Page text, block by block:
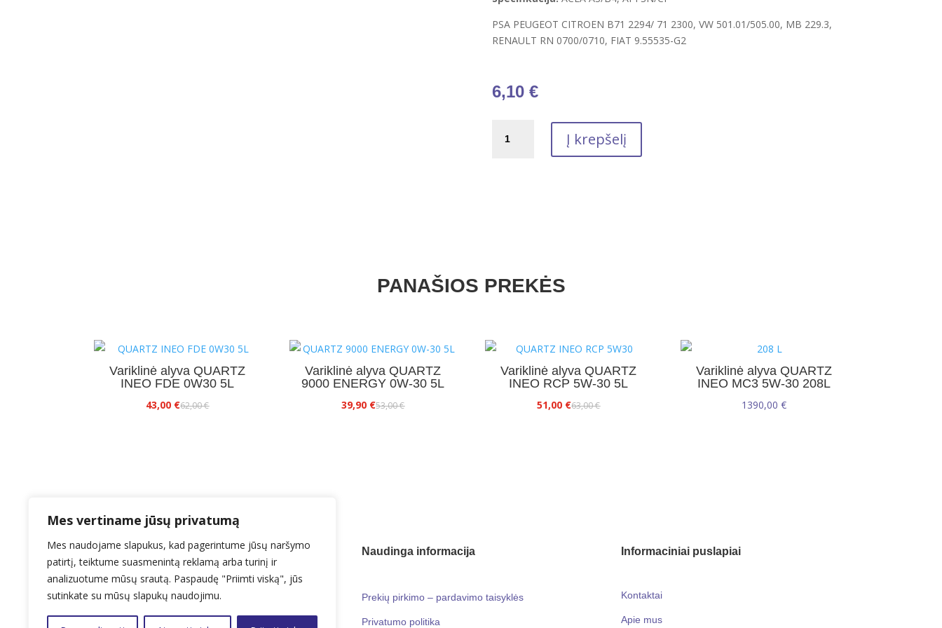
Mes vertiname jūsų privatumą
Mes naudojame slapukus, kad pagerintume jūsų naršymo
patirtį, teiktume suasmenintą reklamą arba turinį ir
analizuotume mūsų srautą. Paspaudę "Priimti viską", jūs
sutinkate su mūsų slapukų naudojimu.
PSA PEUGEOT CITROEN B71 2294/ 71 2300, VW 501.01/505.00, MB 229.3,
RENAULT RN 0700/0710, FIAT 9.55535-G2
6,10 €
kiekis:
1L
Į krepšelį
PANAŠIOS PREKĖS
Variklinė alyva QUARTZ
INEO FDE 0W30 5L
62,00€
Original
43,00 €Current
Variklinė alyva QUARTZ
9000 ENERGY 0W-30 5L
53,00€
Original
39,90 €Current
Variklinė alyva QUARTZ
INEO RCP 5W-30 5L
63,00€
Original
51,00 €Current
Variklinė alyva QUARTZ
INEO MC3 5W-30 208L
1390,00€
El.paštas: info@ealyva.lt
Naudinga informacija
Prekių pirkimo – pardavimo taisyklės
Privatumo politika
Informaciniai puslapiai
Kontaktai
Apie mus